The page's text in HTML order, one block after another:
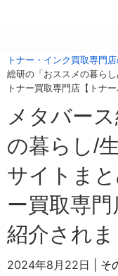
トナー・インク買取専門
総研の「おススメの暮ら
トナー買取専門店【トナ
メタバー
の暮らし/
サイトま
ー買取専
紹介されま
2024年8月22日 そ